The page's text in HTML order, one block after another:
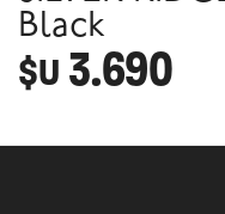
Black
$U 3.690